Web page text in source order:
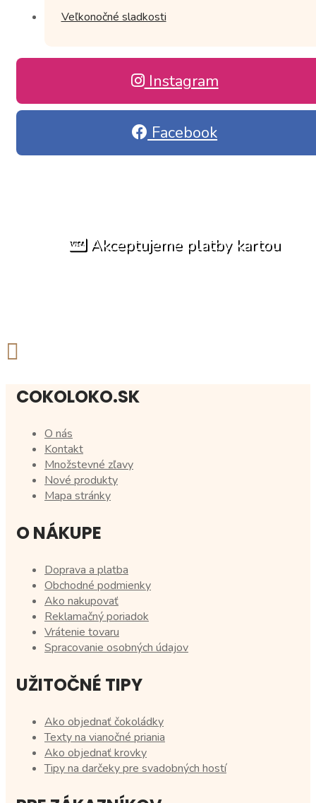
Veľkonočné sladkosti
Instagram
Facebook
Akceptujeme platby kartou
COKOLOKO.SK
O nás
Kontakt
Množstevné zľavy
Nové produkty
Mapa stránky
O NÁKUPE
Doprava a platba
Obchodné podmienky
Ako nakupovať
Reklamačný poriadok
Vrátenie tovaru
Spracovanie osobných údajov
UŽITOČNÉ TIPY
Ako objednať čokoládky
Texty na vianočné priania
Ako objednať krovky
Tipy na darčeky pre svadobných hostí